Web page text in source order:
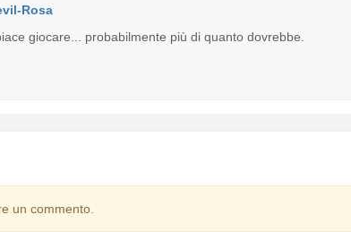
Rosa
giocare... probabilmente più di quanto dovrebbe.
un commento.